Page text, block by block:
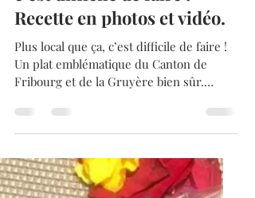
Admin
8 févr. 2024
3 min de lecture
L’assiette fribourgeoise, le
Canton de Fribourg et de la
c’est difficile de faire !
Recette en photos et vidéo.